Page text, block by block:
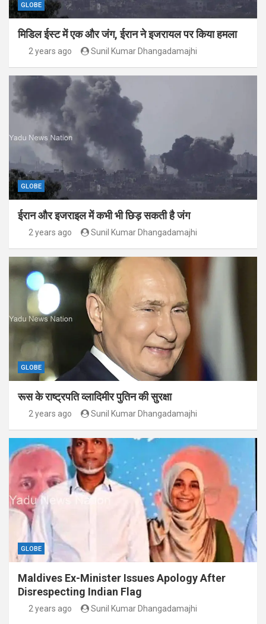
GLOBE
मिडिल ईस्ट में एक और जंग, ईरान ने इजरायल पर किया हमला
2 years ago Sunil Kumar Dhangadamajhi
GLOBE
ईरान और इजराइल में कभी भी छिड़ सकती है जंग
2 years ago Sunil Kumar Dhangadamajhi
GLOBE
रूस के राष्ट्रपति व्लादिमीर पुतिन की सुरक्षा
2 years ago Sunil Kumar Dhangadamajhi
GLOBE
Maldives Ex-Minister Issues Apology After
Disrespecting Indian Flag
2 years ago Sunil Kumar Dhangadamajhi